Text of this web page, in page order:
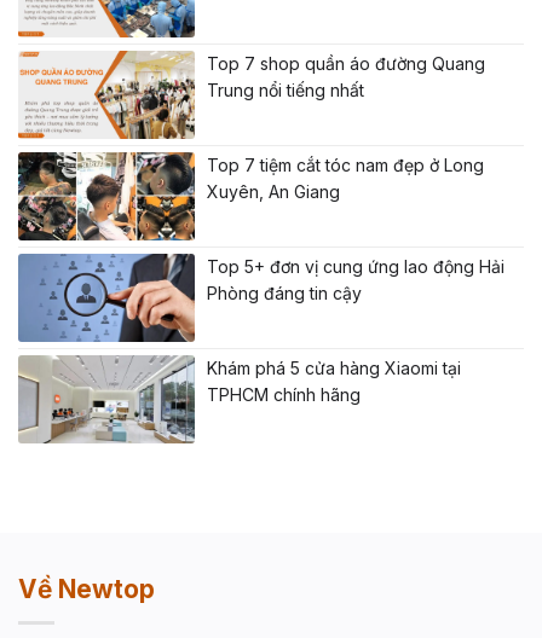
Top 7 shop quần áo đường Quang
Trung nổi tiếng nhất
Top 7 tiệm cắt tóc nam đẹp ở Long
Xuyên, An Giang
Top 5+ đơn vị cung ứng lao động Hải
Phòng đáng tin cậy
Khám phá 5 cửa hàng Xiaomi tại
TPHCM chính hãng
Về Newtop